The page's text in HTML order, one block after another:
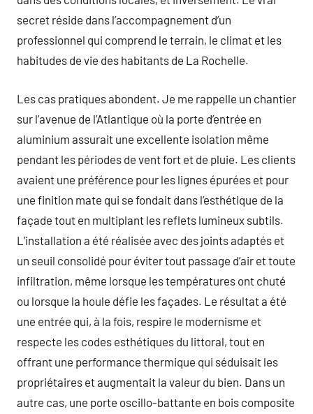
secret réside dans l’accompagnement d’un
professionnel qui comprend le terrain, le climat et les
habitudes de vie des habitants de La Rochelle.
Les cas pratiques abondent. Je me rappelle un chantier
sur l’avenue de l’Atlantique où la porte d’entrée en
aluminium assurait une excellente isolation même
pendant les périodes de vent fort et de pluie. Les clients
avaient une préférence pour les lignes épurées et pour
une finition mate qui se fondait dans l’esthétique de la
façade tout en multiplant les reflets lumineux subtils.
L’installation a été réalisée avec des joints adaptés et
un seuil consolidé pour éviter tout passage d’air et toute
infiltration, même lorsque les températures ont chuté
ou lorsque la houle défie les façades. Le résultat a été
une entrée qui, à la fois, respire le modernisme et
respecte les codes esthétiques du littoral, tout en
offrant une performance thermique qui séduisait les
propriétaires et augmentait la valeur du bien. Dans un
autre cas, une porte oscillo-battante en bois composite